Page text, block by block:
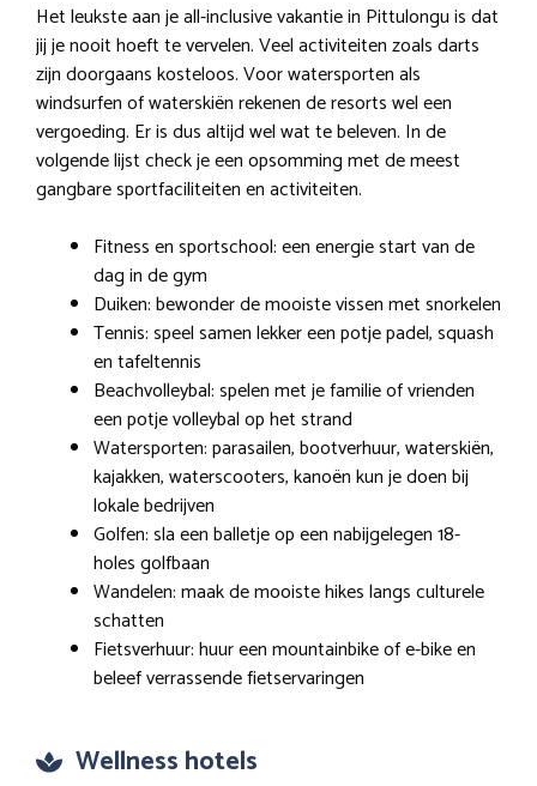
Het leukste aan je all-inclusive vakantie in Pittulongu is dat
jij je nooit hoeft te vervelen. Veel activiteiten zoals darts
zijn doorgaans kosteloos. Voor watersporten als
windsurfen of waterskiën rekenen de resorts wel een
vergoeding. Er is dus altijd wel wat te beleven. In de
volgende lijst check je een opsomming met de meest
gangbare sportfaciliteiten en activiteiten.
Fitness en sportschool: een energie start van de
dag in de gym
Duiken: bewonder de mooiste vissen met snorkelen
Tennis: speel samen lekker een potje padel, squash
en tafeltennis
Beachvolleybal: spelen met je familie of vrienden
een potje volleybal op het strand
Watersporten: parasailen, bootverhuur, waterskiën,
kajakken, waterscooters, kanoën kun je doen bij
lokale bedrijven
Golfen: sla een balletje op een nabijgelegen 18-
holes golfbaan
Wandelen: maak de mooiste hikes langs culturele
schatten
Fietsverhuur: huur een mountainbike of e-bike en
beleef verrassende fietservaringen
Wellness hotels